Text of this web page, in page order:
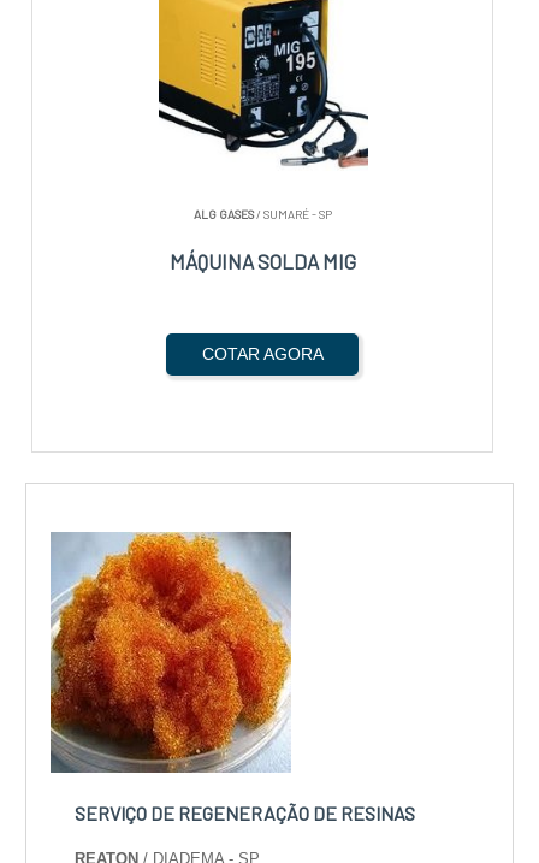
ALG GASES/ SUMARÉ - SP
MÁQUINA SOLDA MIG
COTAR AGORA
SERVIÇO DE REGENERAÇÃO DE RESINAS
REATON/ DIADEMA - SP